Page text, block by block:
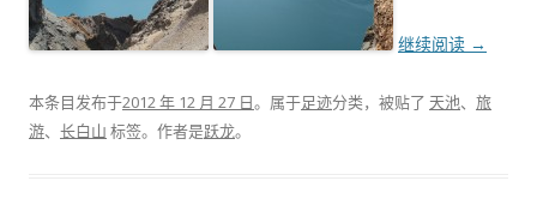
继续阅读 →
本条目发布于2012 年 12 月 27 日。属于足迹分类，被贴了 天池、 旅
游、 长白山 标签。 作者是跃龙。